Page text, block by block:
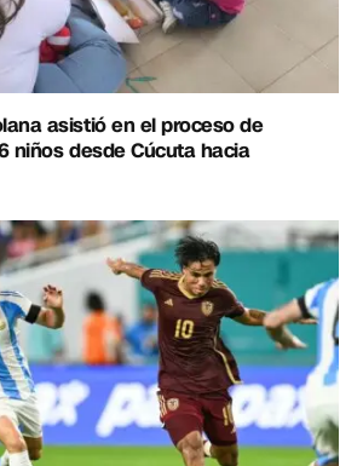
asistió en el proceso de
niños desde Cúcuta hacia